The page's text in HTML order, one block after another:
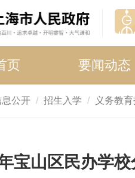
页 要闻动态
息公开 招生入学 义务教
宝山区民办学校